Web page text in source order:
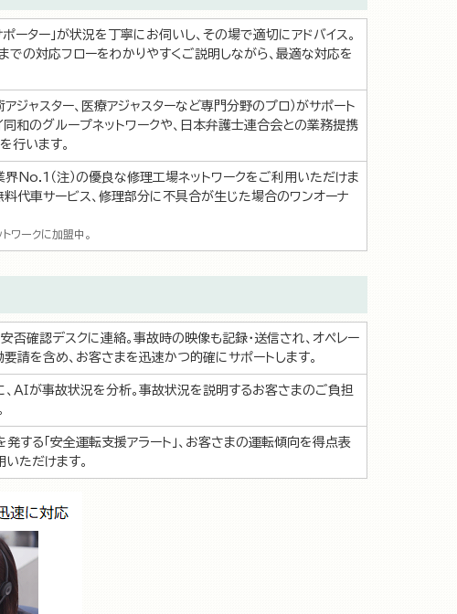
ター」が状況を丁寧にお伺いし、その場で適切にアドバイス。
の対応フローをわかりやすくご説明しながら、最適な対応を
アジャスター、医療アジャスターなど専門分野のプロ）がサポート
同和のグループネットワークや、日本弁護士連合会との業務提携
行います。
No.1（注）の優良な修理工場ネットワークをご利用いただけま
料代車サービス、修理部分に不具合が生じた場合のワンオーナ
ワークに加盟中。
否確認デスクに連絡。事故時の映像も記録・送信され、オペレー
請を含め、お客さまを迅速かつ的確にサポートします。
ＡＩが事故状況を分析。事故状況を説明するお客さまのご負担
する「安全運転支援アラート」、お客さまの運転傾向を得点表
ただけます。